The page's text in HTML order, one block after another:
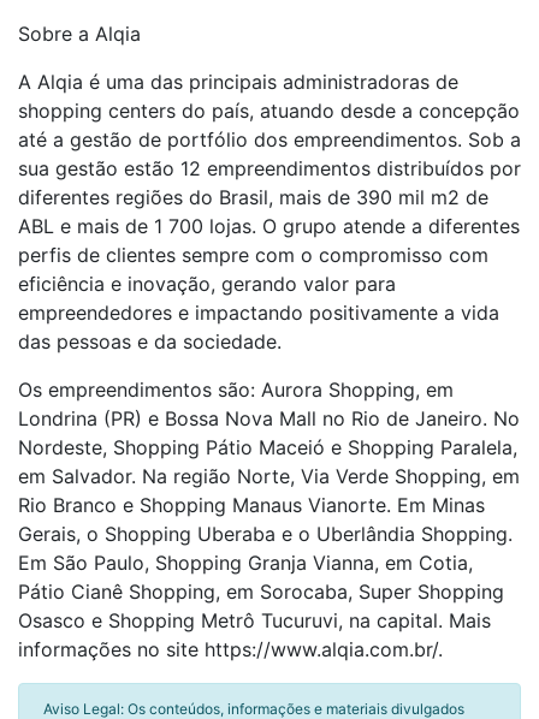
Sobre a Alqia
A Alqia é uma das principais administradoras de
shopping centers do país, atuando desde a concepção
até a gestão de portfólio dos empreendimentos. Sob a
sua gestão estão 12 empreendimentos distribuídos por
diferentes regiões do Brasil, mais de 390 mil m2 de
ABL e mais de 1 700 lojas. O grupo atende a diferentes
perfis de clientes sempre com o compromisso com
eficiência e inovação, gerando valor para
empreendedores e impactando positivamente a vida
das pessoas e da sociedade.
Os empreendimentos são: Aurora Shopping, em
Londrina (PR) e Bossa Nova Mall no Rio de Janeiro. No
Nordeste, Shopping Pátio Maceió e Shopping Paralela,
em Salvador. Na região Norte, Via Verde Shopping, em
Rio Branco e Shopping Manaus Vianorte. Em Minas
Gerais, o Shopping Uberaba e o Uberlândia Shopping.
Em São Paulo, Shopping Granja Vianna, em Cotia,
Pátio Cianê Shopping, em Sorocaba, Super Shopping
Osasco e Shopping Metrô Tucuruvi, na capital. Mais
informações no site https://www.alqia.com.br/.
Aviso Legal: Os conteúdos, informações e materiais divulgados